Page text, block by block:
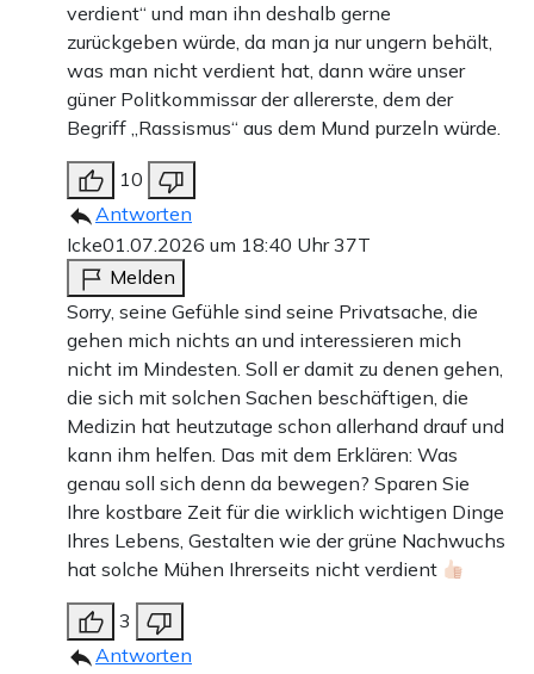
verdient“ und man ihn deshalb gerne
zurückgeben würde, da man ja nur ungern behält,
was man nicht verdient hat, dann wäre unser
güner Politkommissar der allererste, dem der
Begriff „Rassismus“ aus dem Mund purzeln würde.
10
Antworten
Icke01.07.2026 um 18:40 Uhr37T
Melden
Sorry, seine Gefühle sind seine Privatsache, die
gehen mich nichts an und interessieren mich
nicht im Mindesten. Soll er damit zu denen gehen,
die sich mit solchen Sachen beschäftigen, die
Medizin hat heutzutage schon allerhand drauf und
kann ihm helfen. Das mit dem Erklären: Was
genau soll sich denn da bewegen? Sparen Sie
Ihre kostbare Zeit für die wirklich wichtigen Dinge
Ihres Lebens, Gestalten wie der grüne Nachwuchs
hat solche Mühen Ihrerseits nicht verdient
3
Antworten